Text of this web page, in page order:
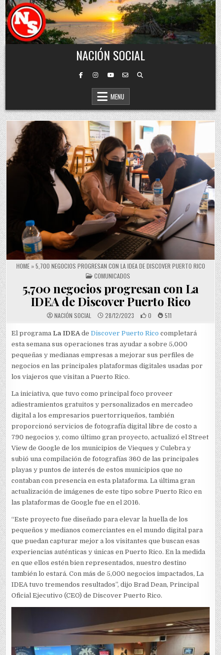
Skip to content
NACIÓN SOCIAL
MENU
HOME»5,700 NEGOCIOS PROGRESAN CON LA IDEA DE DISCOVER PUERTO RICO
POSTED IN
COMUNICADOS
5,700 negocios progresan con La
IDEA de Discover Puerto Rico
NACIÓN SOCIAL 28/12/2023 0 511
El programaLa IDEAdeDiscover Puerto Rico completará
esta semana sus operaciones tras ayudar a sobre 5,000
pequeñas y medianas empresas a mejorar sus perfiles de
negocios en las principales plataformas digitales usadas por
los viajeros que visitan a Puerto Rico.
La iniciativa, que tuvo como principal foco proveer
adiestramientos gratuitos y personalizados en mercadeo
digital a los empresarios puertorriqueños, también
proporcionó servicios de fotografía digital libre de costo a
790 negocios y, como último gran proyecto, actualizó el Street
View de Google de los municipios de Vieques y Culebra y
subió una compilación de fotografías 360 de las principales
playas y puntos de interés de estos municipios que no
contaban con presencia en esta plataforma. La última gran
actualización de imágenes de este tipo sobre Puerto Rico en
las plataformas de Google fue en el 2016.
“Este proyecto fue diseñado para elevar la huella de los
pequeños y medianos comerciantes en el mundo digital para
que puedan capturar mejor a los visitantes que buscan esas
experiencias auténticas y únicas en Puerto Rico. En la medida
en que ellos estén bien representados, nuestro destino
también lo estará. Con más de 5,000 negocios impactados, La
IDEA tuvo tremendos resultados”, dijo Brad Dean, Principal
Oficial Ejecutivo (CEO) de Discover Puerto Rico.